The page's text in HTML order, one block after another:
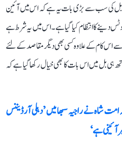
بل کی سب سے بڑی بات یہ ہے کہ اس میں آئین
دینے کا انتظام کیا گیا ہے۔ اس میں یہ شرط ہے
اسے اس کام کے علاوہ کسی بھی دیگر مقاصد کے لئے
ہی بل میں اس بات کا بھی خیال رکھا گیا ہے کہ
شاہ نے راجیہ سبھا میں ’دہلی آرڈیننس
آئینی ہے‘